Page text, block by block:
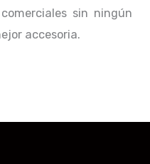
sin ningún
accesoria.